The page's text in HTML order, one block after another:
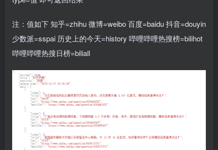
注：值如下 知乎=zhihu 微博=weibo 百度=baidu 抖音=douyin
少数派=sspai 历史上的今天=history 哔哩哔哩热搜榜=bilihot
哔哩哔哩热搜日榜=biliall